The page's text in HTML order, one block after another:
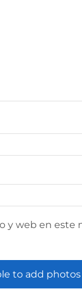
y web en este
to add